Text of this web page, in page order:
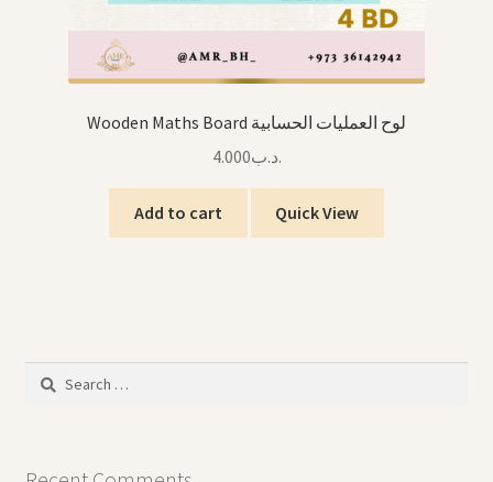
Wooden Maths Board لوح العمليات الحسابية
.د.ب4.000
Add to cart Quick View
Search